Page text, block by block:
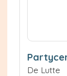
De Lutte